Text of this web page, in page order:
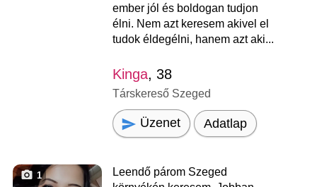
ember jól és boldogan tudjon
élni. Nem azt keresem akivel el
tudok éldegélni, hanem azt aki...
Kinga, 38
Társkereső Szeged
Üzenet Adatlap
1
Leendő párom Szeged